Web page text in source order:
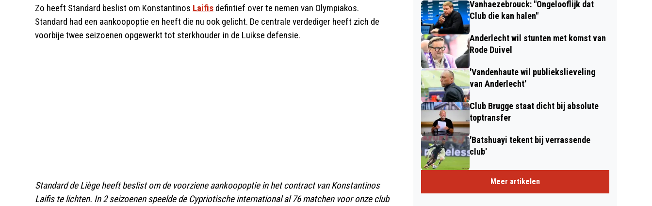
Zo heeft Standard beslist om Konstantinos Laifis defintief over te nemen van Olympiakos.
Standard had een aankoopoptie en heeft die nu ook gelicht. De centrale verdediger heeft zich de
voorbije twee seizoenen opgewerkt tot sterkhouder in de Luikse defensie.
Standard de Liège heeft beslist om de voorziene aankoopoptie in het contract van Konstantinos
Laifis te lichten. In 2 seizoenen speelde de Cypriotische international al 76 matchen voor onze club
Vanhaezebrouck: "Ongelooflijk dat
Club die kan halen"
Anderlecht wil stunten met komst van
Rode Duivel
'Vandenhaute wil publiekslieveling
van Anderlecht'
Club Brugge staat dicht bij absolute
toptransfer
'Batshuayi tekent bij verrassende
club'
Meer artikelen